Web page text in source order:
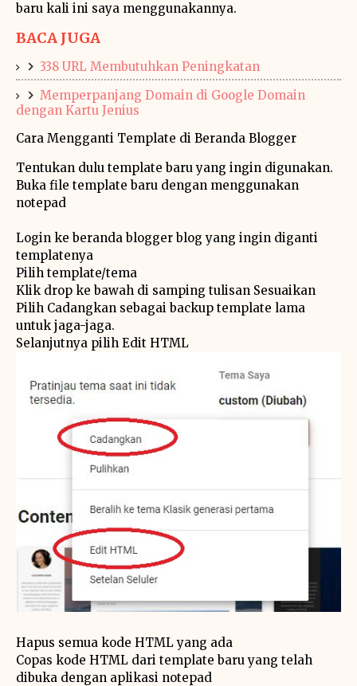
baru kali ini saya menggunakannya.
BACA JUGA
338 URL Membutuhkan Peningkatan
Memperpanjang Domain di Google Domain
dengan Kartu Jenius
Cara Mengganti Template di Beranda Blogger
Tentukan dulu template baru yang ingin digunakan.
Buka file template baru dengan menggunakan
notepad
Login ke beranda blogger blog yang ingin diganti
templatenya
Pilih template/tema
Klik drop ke bawah di samping tulisan Sesuaikan
Pilih Cadangkan sebagai backup template lama
untuk jaga-jaga.
Selanjutnya pilih Edit HTML
Hapus semua kode HTML yang ada
Copas kode HTML dari template baru yang telah
dibuka dengan aplikasi notepad